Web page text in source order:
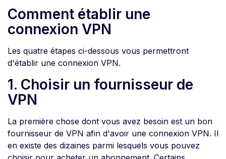
Comment établir une
connexion VPN
Les quatre étapes ci-dessous vous permettront
d'établir une connexion VPN.
1. Choisir un fournisseur de
VPN
La première chose dont vous avez besoin est un bon
fournisseur de VPN afin d'avoir une connexion VPN. Il
en existe des dizaines parmi lesquels vous pouvez